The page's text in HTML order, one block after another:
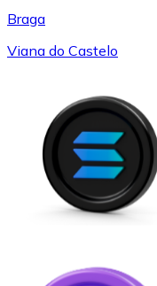
Braga
Viana do Castelo